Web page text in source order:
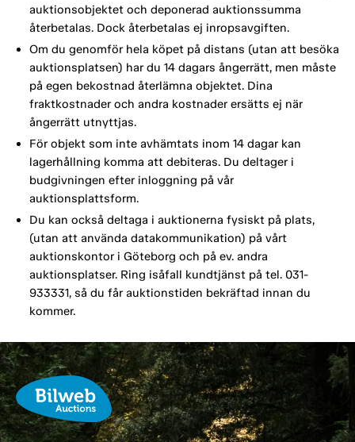
auktionsobjektet och deponerad auktionssumma
återbetalas. Dock återbetalas ej inropsavgiften.
Om du genomför hela köpet på distans (utan att besöka
auktionsplatsen) har du 14 dagars ångerrätt, men måste
på egen bekostnad återlämna objektet. Dina
fraktkostnader och andra kostnader ersätts ej när
ångerrätt utnyttjas.
För objekt som inte avhämtats inom 14 dagar kan
lagerhållning komma att debiteras. Du deltager i
budgivningen efter inloggning på vår
auktionsplattsform.
Du kan också deltaga i auktionerna fysiskt på plats,
(utan att använda datakommunikation) på vårt
auktionskontor i Göteborg och på ev. andra
auktionsplatser. Ring isåfall kundtjänst på tel. 031-
933331, så du får auktionstiden bekräftad innan du
kommer.